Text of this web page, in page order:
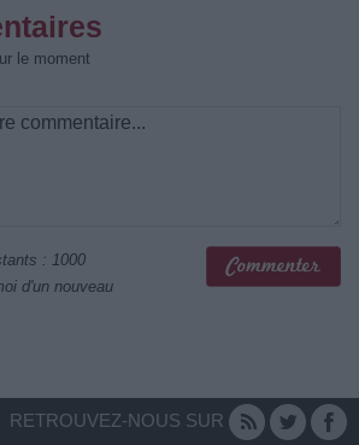
le moment
: 1000
d'un nouveau
RETROUVEZ-NOUS SUR